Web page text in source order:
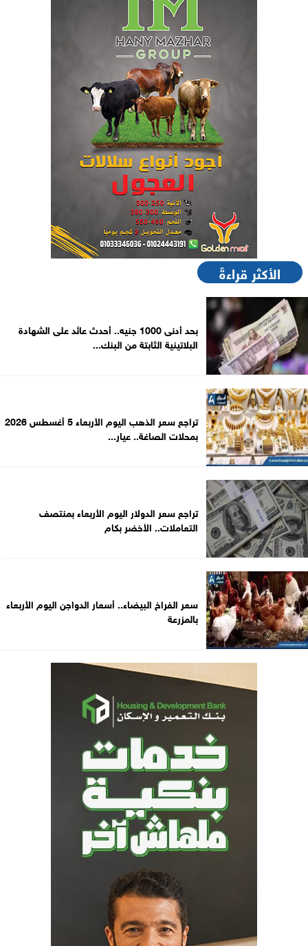
الأكثر قراءةً
بحد أدنى 1000 جنيه.. أحدث عائد على الشهادة
البلاتينية الثابتة من البنك...
تراجع سعر الذهب اليوم الأربعاء 5 أغسطس 2026
بمحلات الصاغة.. عيار...
تراجع سعر الدولار اليوم الأربعاء بمنتصف
التعاملات.. الأخضر بكام
سعر الفراخ البيضاء.. أسعار الدواجن اليوم الأربعاء
بالمزرعة